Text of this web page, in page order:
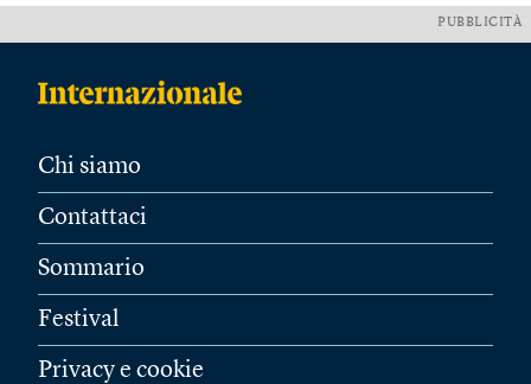
PUBBLICITÀ
Chi siamo
Contattaci
Sommario
Festival
Privacy e cookie